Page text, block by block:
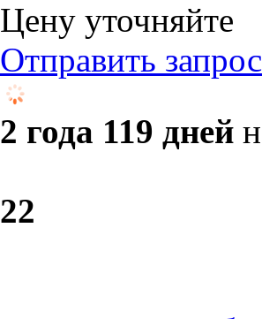
Цену уточняйте
Отправить запрос
2 года 119 дней
22